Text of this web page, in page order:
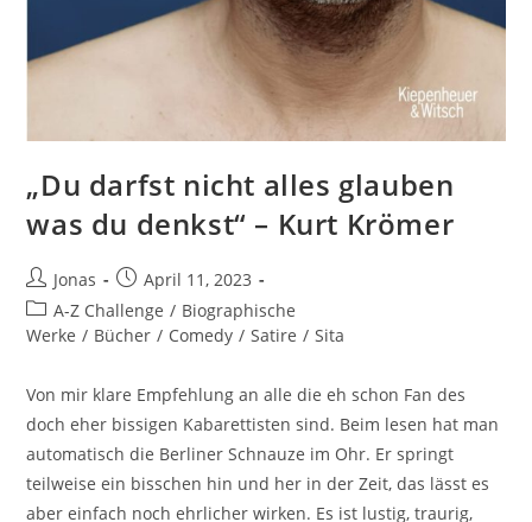
„Du darfst nicht alles glauben
was du denkst“ – Kurt Krömer
Jonas
April 11, 2023
A-Z Challenge / Biographische
Werke / Bücher / Comedy / Satire / Sita
Von mir klare Empfehlung an alle die eh schon Fan des
doch eher bissigen Kabarettisten sind. Beim lesen hat man
automatisch die Berliner Schnauze im Ohr. Er springt
teilweise ein bisschen hin und her in der Zeit, das lässt es
aber einfach noch ehrlicher wirken. Es ist lustig, traurig,